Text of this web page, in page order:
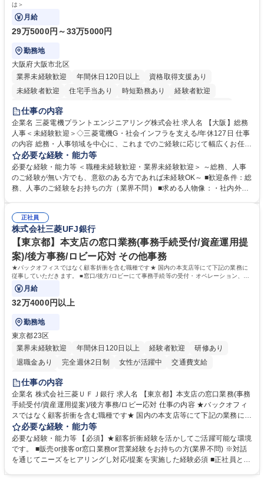
は＞
月給
29万5000円～33万5000円
勤務地
大阪府大阪市北区
業界未経験歓迎
年間休日120日以上
資格取得支援あり
未経験者歓迎
住宅手当あり 時短勤務あり
経験者歓迎
退職金あり
駅近5分以内
土日祝休み 服装自由 寮・社宅あり 食事補助あり
仕事の内容
企業名 三菱電機プラントエンジニアリング株式会社 求人名 【大阪】総務
人事＜未経験歓迎＞◇三菱電機G・社会インフラを支える/年休127日 仕事
の内容 総務・人事領域を中心に、これまでのご経験に応じて幅広くお任せ
します。 ＜具体的には＞ ・総務/人事労務（給与・社保・勤怠管理など）
・採用・教育研修 ・福利厚生運用 など ※基本的には事務所勤務ですが、
採用や教育等の業務内容により、関西圏以外への日帰り・宿泊を伴う国内
出張もございます。 ※担当業務を持ちつつ、お互いに助け合いながら、総
必要な経験・能力等
必要な経験・能力等 ＜職種未経験歓迎・業界未経験歓迎＞ ～総務、人事
のご経験が無い方でも、意欲のある方であれば未経験OK～ ■歓迎条件：総
務、人事のご経験をお持ちの方（業界不問） ■求める人物像：・社内外の
正社員
株式会社三菱UFJ銀行
【東京都】本支店の窓口業務(事務手続受付/資産運用提
案)/後方事務/ロビー応対 その他事務
★バックオフィスではなく顧客折衝を含む職種です★ 国内の本支店等にて下記の業務に
従事していただきます。 ■窓口/後方/ロビーにて事務手続等の受付・オペレーション、お
客様対応
月給
32万4000円以上
勤務地
東京都23区
業界未経験歓迎
年間休日120日以上 経験者歓迎
研修あり
退職金あり
完全週休2日制 女性が活躍中
交通費支給
土日祝休み
仕事の内容
企業名 株式会社三菱ＵＦＪ銀行 求人名 【東京都】本支店の窓口業務(事務
手続受付/資産運用提案)/後方事務/ロビー応対 仕事の内容 ★バックオフィ
スではなく顧客折衝を含む職種です★ 国内の本支店等にて下記の業務に従
事していただきます。 ■窓口/後方/ロビーにて事務手続等の受付・オペレ
ーション、お客様対応 ■窓口にて、ご来店された個人のお客様に対して金
融商品のご提案 ■効率的な事務運用の検討・構築等 ≪業務紹介：ご応募前
に必ずご覧ください≫ ※記事 https://www.mysite.bk.mufg.jp/career/circle/
必要な経験・能力等
必要な経験・能力等 【必須】★顧客折衝経験を活かしてご活躍可能な環境
です。 ■販売or接客or窓口業務or営業経験をお持ちの方(業界不問) ※対話
を通じてニーズをヒアリングし対応/提案を実施した経験必須 ■正社員とし